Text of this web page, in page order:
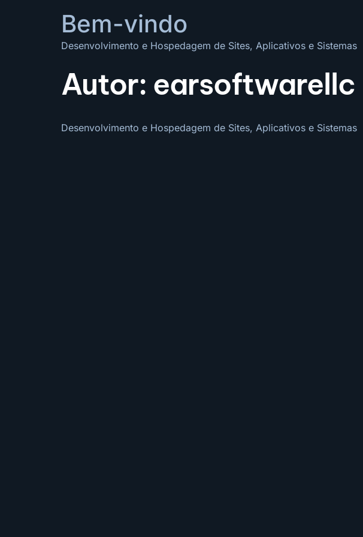
Bem-vindo
Desenvolvimento e Hospedagem de Sites, Aplicativos e Sistemas
Autor: earsoftwarellc
Desenvolvimento e Hospedagem de Sites, Aplicativos e Sistemas